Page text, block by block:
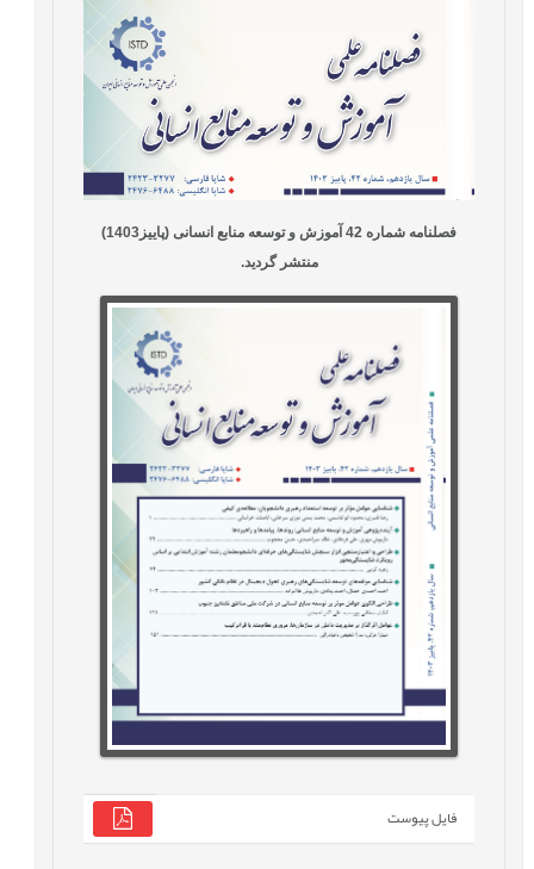
فصلنامه شماره 42 آموزش و توسعه منابع انسانی (پاییز1403)
منتشر گردید.
فایل پیوست